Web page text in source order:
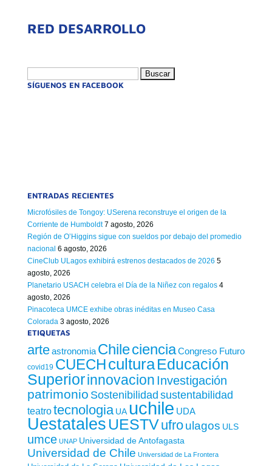
RED DESARROLLO
SÍGUENOS EN FACEBOOK
ENTRADAS RECIENTES
Microfósiles de Tongoy: USerena reconstruye el origen de la
Corriente de Humboldt 7 agosto, 2026
Región de O’Higgins sigue con sueldos por debajo del promedio
nacional 6 agosto, 2026
CineClub ULagos exhibirá estrenos destacados de 2026 5
agosto, 2026
Planetario USACH celebra el Día de la Niñez con regalos 4
agosto, 2026
Pinacoteca UMCE exhibe obras inéditas en Museo Casa
Colorada 3 agosto, 2026
ETIQUETAS
arteastronomia Chileciencia Congreso Futuro
covid19 CUECHculturaEducación
Superiorinnovacion Investigación
patrimonio Sostenibilidad sustentabilidad
teatrotecnologia UA uchile UDA
Uestatales UESTVufroulagos ULS
umce UNAP Universidad de Antofagasta
Universidad de Chile Universidad de La Frontera